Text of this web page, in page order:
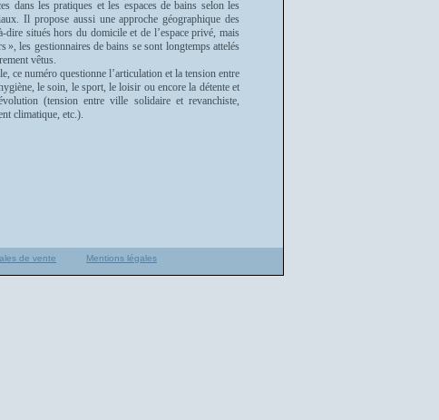
dans les pratiques et les espaces de bains selon les
Il propose aussi une approche géographique des
situés hors du domicile et de l’espace privé, mais
les gestionnaires de bains se sont longtemps attelés
vêtus.
ce numéro questionne l’articulation et la tension entre
le soin, le sport, le loisir ou encore la détente et
(tension entre ville solidaire et revanchiste,
climatique, etc.).
de vente Mentions légales